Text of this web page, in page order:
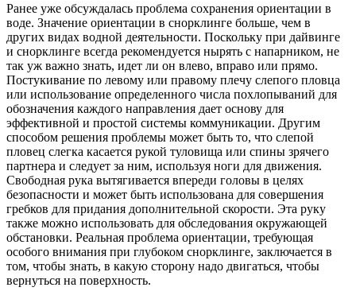
Ранее уже обсуждалась проблема сохранения ориентации в
воде. Значение ориентации в снорклинге больше, чем в
других видах водной деятельности. Поскольку при дайвинге
и снорклинге всегда рекомендуется нырять с напарником, не
так уж важно знать, идет ли он влево, вправо или прямо.
Постукивание по левому или правому плечу слепого пловца
или использование определенного числа похлопываний для
обозначения каждого направления дает основу для
эффективной и простой системы коммуникации. Другим
способом решения проблемы может быть то, что слепой
пловец слегка касается рукой туловища или спины зрячего
партнера и следует за ним, используя ноги для движения.
Свободная рука вытягивается впереди головы в целях
безопасности и может быть использована для совершения
гребков для придания дополнительной скорости. Эта руку
также можно использовать для обследования окружающей
обстановки. Реальная проблема ориентации, требующая
особого внимания при глубоком снорклинге, заключается в
том, чтобы знать, в какую сторону надо двигаться, чтобы
вернуться на поверхность.